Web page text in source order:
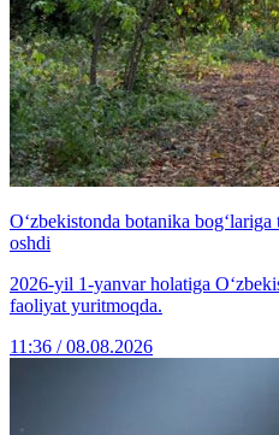
O‘zbekistonda botanika
oshdi
2026-yil 1-yanvar holatiga
faoliyat yuritmoqda.
11:36 / 08.08.2026